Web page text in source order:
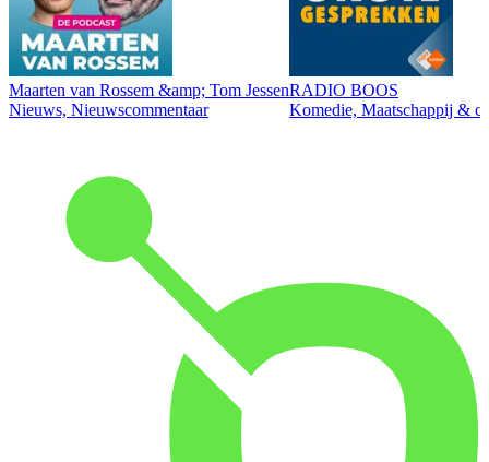
Maarten van Rossem &amp; Tom Jessen
Nieuws, Nieuwscommentaar
RADIO BOOS
Komedie, Maatschappij &